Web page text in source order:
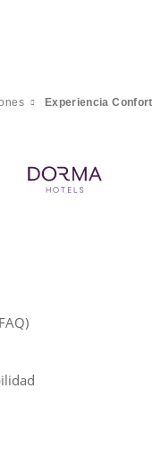
Experiencia Confort